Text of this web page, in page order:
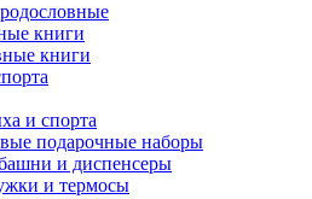
книги
книги
и спорта
подарочные наборы
и диспенсеры
и термосы